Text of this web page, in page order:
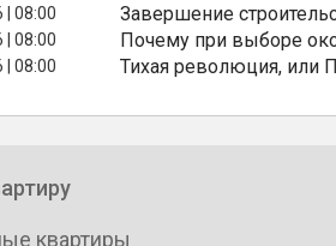
| 08:00 Завершение
| 08:00 Почему при выборе
| 08:00 Тихая революция, или
квартиры